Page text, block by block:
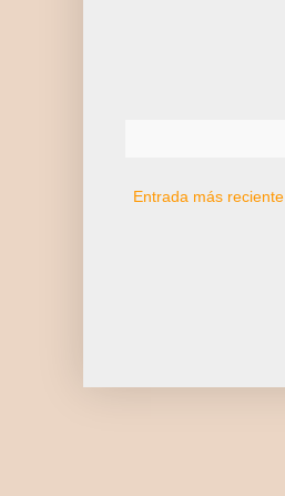
Entrada más reciente